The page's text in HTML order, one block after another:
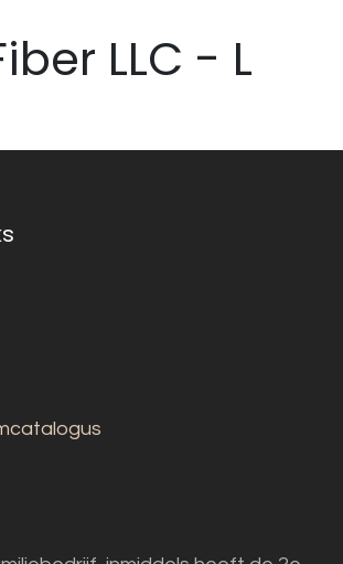
LLC - L